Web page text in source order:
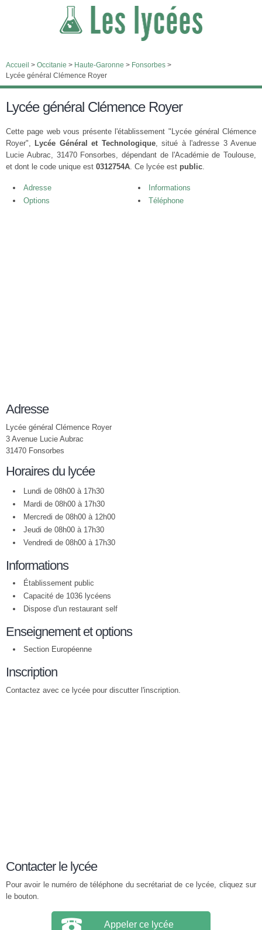
Accueil > Occitanie > Haute-Garonne > Fonsorbes >
Lycée général Clémence Royer
Lycée général Clémence Royer
Cette page web vous présente l'établissement "Lycée général Clémence
Royer", Lycée Général et Technologique, situé à l'adresse 3 Avenue
Lucie Aubrac, 31470 Fonsorbes, dépendant de l'Académie de Toulouse,
et dont le code unique est 0312754A. Ce lycée est public.
Adresse
Informations
Options
Téléphone
Adresse
Lycée général Clémence Royer
3 Avenue Lucie Aubrac
31470 Fonsorbes
Horaires du lycée
Lundi de 08h00 à 17h30
Mardi de 08h00 à 17h30
Mercredi de 08h00 à 12h00
Jeudi de 08h00 à 17h30
Vendredi de 08h00 à 17h30
Informations
Établissement public
Capacité de 1036 lycéens
Dispose d'un restaurant self
Enseignement et options
Section Européenne
Inscription
Contactez avec ce lycée pour discutter l'inscription.
Contacter le lycée
Pour avoir le numéro de téléphone du secrétariat de ce lycée, cliquez sur
le bouton.
Appeler ce lycée